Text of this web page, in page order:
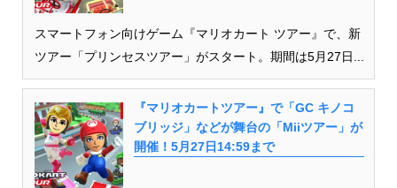
スマートフォン向けゲーム『マリオカート ツアー』で、新
ツアー「プリンセスツアー」がスタート。期間は5月27日...
『マリオカートツアー』で「GC キノコ
ブリッジ」などが舞台の「Miiツアー」が
開催！5月27日14:59まで